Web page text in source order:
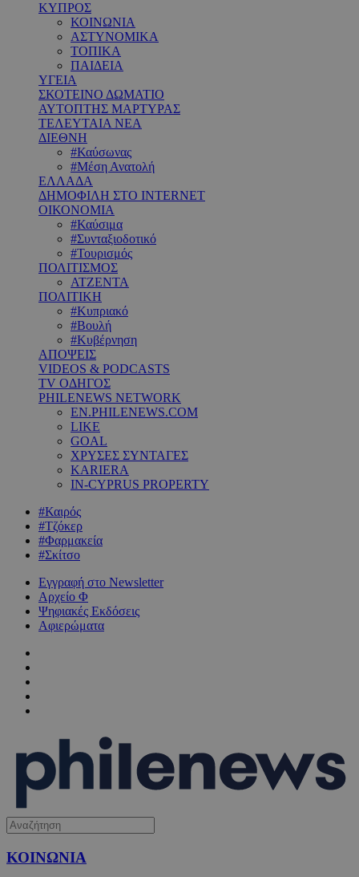
ΚΥΠΡΟΣ
ΚΟΙΝΩΝΙΑ
ΑΣΤΥΝΟΜΙΚΑ
ΤΟΠΙΚΑ
ΠΑΙΔΕΙΑ
ΥΓΕΙΑ
ΣΚΟΤΕΙΝΟ ΔΩΜΑΤΙΟ
ΑΥΤΟΠΤΗΣ ΜΑΡΤΥΡΑΣ
ΤΕΛΕΥΤΑΙΑ ΝΕΑ
ΔΙΕΘΝΗ
#Καύσωνας
#Μέση Ανατολή
ΕΛΛΑΔΑ
ΔΗΜΟΦΙΛΗ ΣΤΟ INTERNET
ΟΙΚΟΝΟΜΙΑ
#Καύσιμα
#Συνταξιοδοτικό
#Τουρισμός
ΠΟΛΙΤΙΣΜΟΣ
ΑΤΖΕΝΤΑ
ΠΟΛΙΤΙΚΗ
#Κυπριακό
#Βουλή
#Κυβέρνηση
ΑΠΟΨΕΙΣ
VIDEOS & PODCASTS
TV ΟΔΗΓΟΣ
PHILENEWS NETWORK
EN.PHILENEWS.COM
LIKE
GOAL
ΧΡΥΣΕΣ ΣΥΝΤΑΓΕΣ
KARIERA
IN-CYPRUS PROPERTY
#Καιρός
#Τζόκερ
#Φαρμακεία
#Σκίτσο
Εγγραφή στο Newsletter
Αρχείο Φ
Ψηφιακές Εκδόσεις
Αφιερώματα
ΚΟΙΝΩΝΙΑ